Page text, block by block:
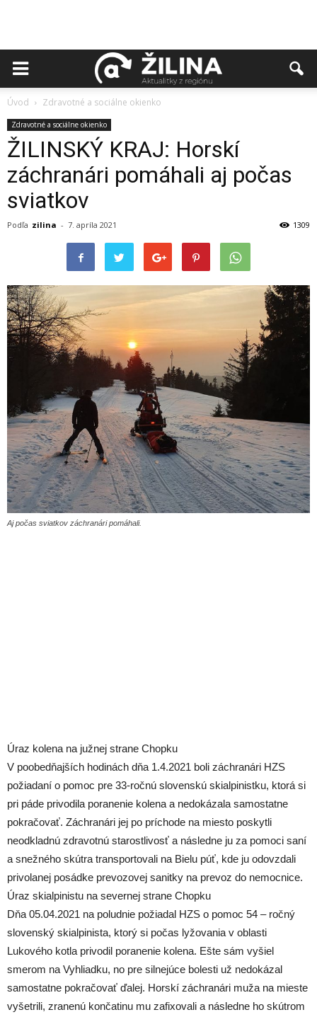
Úvod Zdravotné a sociálne okienko
Zdravotné a sociálne okienko
ŽILINSKÝ KRAJ: Horskí
záchranári pomáhali aj počas
sviatkov
Podľa zilina - 7. apríla 2021 1309
Aj počas sviatkov záchranári pomáhali.
Úraz kolena na južnej strane Chopku
V poobedňajších hodinách dňa 1.4.2021 boli záchranári HZS
požiadaní o pomoc pre 33-ročnú slovenskú skialpinistku, ktorá si
pri páde privodila poranenie kolena a nedokázala samostatne
pokračovať. Záchranári jej po príchode na miesto poskytli
neodkladnú zdravotnú starostlivosť a následne ju za pomoci saní
a snežného skútra transportovali na Bielu púť, kde ju odovzdali
privolanej posádke prevozovej sanitky na prevoz do nemocnice.
Úraz skialpinistu na severnej strane Chopku
Dňa 05.04.2021 na poludnie požiadal HZS o pomoc 54 – ročný
slovenský skialpinista, ktorý si počas lyžovania v oblasti
Lukového kotla privodil poranenie kolena. Ešte sám vyšiel
smerom na Vyhliadku, no pre silnejúce bolesti už nedokázal
samostatne pokračovať ďalej. Horskí záchranári muža na mieste
vyšetrili, zranenú končatinu mu zafixovali a následne ho skútrom